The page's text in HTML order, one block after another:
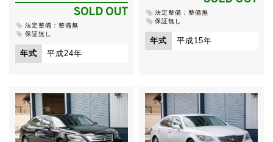
SOLD OUT
法定整備：整備無
保証無し
年式 平成24年
法定整備：整備無
保証無し
年式 平成15年